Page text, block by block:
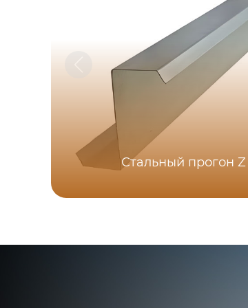
Стальный прогон Z